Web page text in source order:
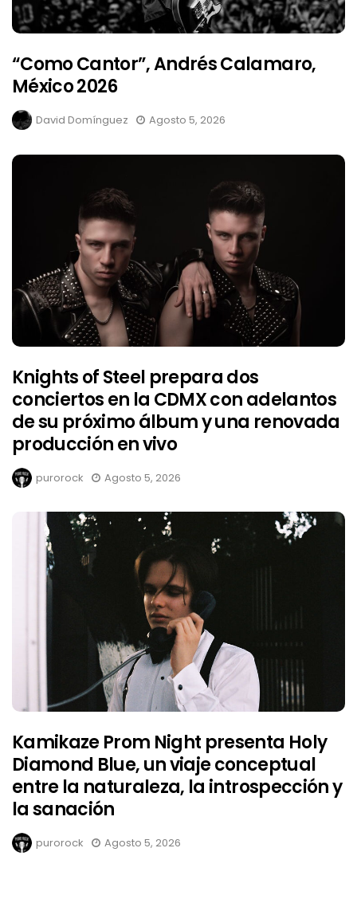
“Como Cantor”, Andrés Calamaro,
México 2026
David Domínguez Agosto 5, 2026
Knights of Steel prepara dos
conciertos en la CDMX con adelantos
de su próximo álbum y una renovada
producción en vivo
purorock Agosto 5, 2026
Kamikaze Prom Night presenta Holy
Diamond Blue, un viaje conceptual
entre la naturaleza, la introspección y
la sanación
purorock Agosto 5, 2026